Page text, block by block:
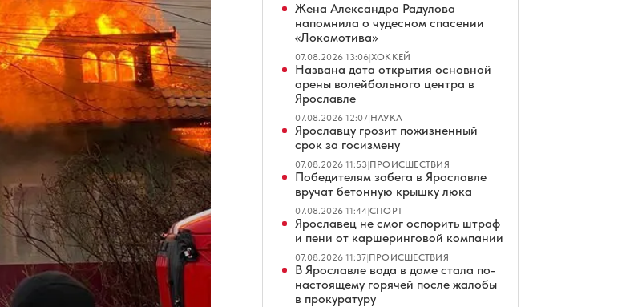
Жена Александра Радулова
напомнила о чудесном спасении
«Локомотива»
07.08.2026 13:06|ХОККЕЙ
Названа дата открытия основной
арены волейбольного центра в
Ярославле
07.08.2026 12:07|НАУКА
Ярославцу грозит пожизненный
срок за госизмену
07.08.2026 11:53|ПРОИСШЕСТВИЯ
Победителям забега в Ярославле
вручат бетонную крышку люка
07.08.2026 11:44|СПОРТ
Ярославец не смог оспорить штраф
и пени от каршеринговой компании
07.08.2026 11:37|ПРОИСШЕСТВИЯ
В Ярославле вода в доме стала по-
настоящему горячей после жалобы
в прокуратуру